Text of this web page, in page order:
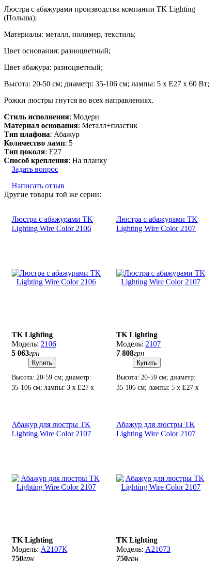
Люстра с абажурами производства компании TK Lighting
(Польша);
Материалы: металл, полимер, текстиль;
Цвет основания: разноцветный;
Цвет абажура: разноцветный;
Высота: 20-50 см; диаметр: 35-106 см; лампы: 5 х Е27 х 60 Вт;
Рожки люстры гнутся во всех направлениях.
Стиль исполнения: Модерн
Материал основания: Металл+пластик
Тип плафона: Абажур
Количество ламп: 5
Тип цоколя: E27
Способ крепления: На планку
Задать вопрос
Написать отзыв
Другие товары той же серии:
Люстра с абажурами TK
Lighting Wire Color 2106
TK Lighting
2106
5 063грн
Купить
Высота: 20-59 см; диаметр:
35-106 см; лампы: 3 х Е27 х
Люстра с абажурами TK
Lighting Wire Color 2107
TK Lighting
2107
7 808грн
Купить
Высота: 20-59 см; диаметр:
35-106 см; лампы: 5 х Е27 х
Абажур для люстры TK
Lighting Wire Color 2107
TK Lighting
А2107К
750грн
Абажур для люстры TK
Lighting Wire Color 2107
TK Lighting
А2107З
750грн